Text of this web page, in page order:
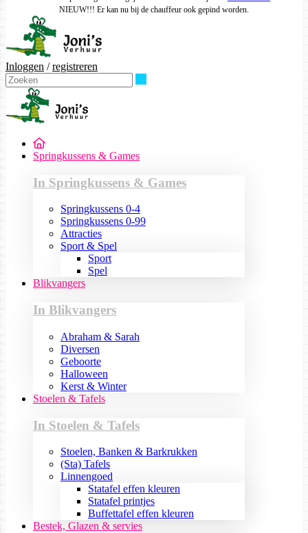
NIEUW!!! Er kan nu bij de chauffeur ook gepind worden.
Inloggen /registreren
Springkussens & Games
In Springkussens & Games
Springkussens 0-4
Springkussens 0-99
Attracties
Sport & Spel
Sport
Spel
Blikvangers
In Blikvangers
Abraham & Sarah
Diversen
Geboorte
Halloween
Kerst & Winter
Stoelen & Tafels
In Stoelen & Tafels
Stoelen, Banken & Barkrukken
(Sta) Tafels
Linnengoed
Statafel effen kleuren
Statafel printjes
Buffettafel effen kleuren
Bestek, Glazen & servies